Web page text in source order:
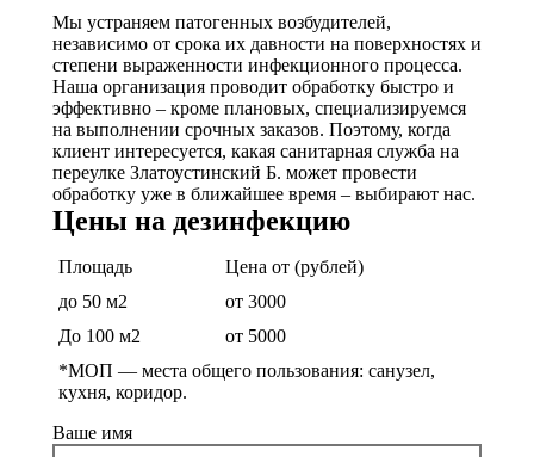
Мы устраняем патогенных возбудителей,
независимо от срока их давности на поверхностях и
степени выраженности инфекционного процесса.
Наша организация проводит обработку быстро и
эффективно – кроме плановых, специализируемся
на выполнении срочных заказов. Поэтому, когда
клиент интересуется, какая санитарная служба на
переулке Златоустинский Б. может провести
обработку уже в ближайшее время – выбирают нас.
Цены на дезинфекцию
Площадь
Цена от (рублей)
до 50 м2
от 3000
До 100 м2
от 5000
*МОП — места общего пользования: санузел,
кухня, коридор.
Ваше имя